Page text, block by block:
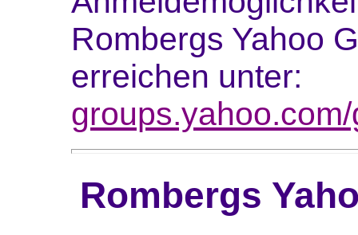
Rombergs Yahoo
erreichen unter:
Rombergs